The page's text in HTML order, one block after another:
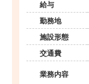
給与
勤務地
施設形態
交通費
業務内容